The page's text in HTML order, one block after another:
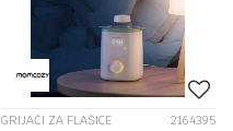
GRIJAČI ZA FLAŠICE 2164395